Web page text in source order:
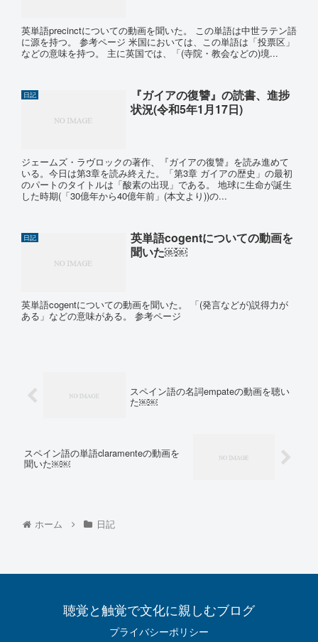
英単語precinctについての動画を聞いた。 この単語は中世ラテン語
に源を持つ。 参考ページ 米国においては、この単語は「投票区」
などの意味を持つ。 主に英国では、「(寺院・教会などの)境...
日記
『ガイアの復讐』の読書、進捗
状況(令和5年1月17日)
ジェームズ・ラヴロックの著作、『ガイアの復讐』を読み進めて
いる。今日は第3章を読み終えた。「第3章 ガイアの歴史」の最初
のパートのタイトルは「酸素の出現」である。 地球に生命が誕生
した時期(「30億年から40億年前」(本文より))の...
日記
英単語cogentについての動画を
聞いた￼￼
英単語cogentについての動画を聞いた。 「(発言などが)説得力が
ある」などの意味がある。 参考ページ
スペイン語の名詞empateの動画を聴い
た￼￼
スペイン語の単語claramenteの動画を
聞いた￼￼
ホーム 日記
聴覚と触覚で文化に親しむブログ
プライバシーポリシー